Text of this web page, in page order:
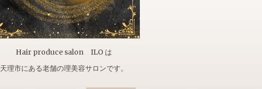
Hair produce salon ILO は
天理市にある老舗の理美容サロンです。